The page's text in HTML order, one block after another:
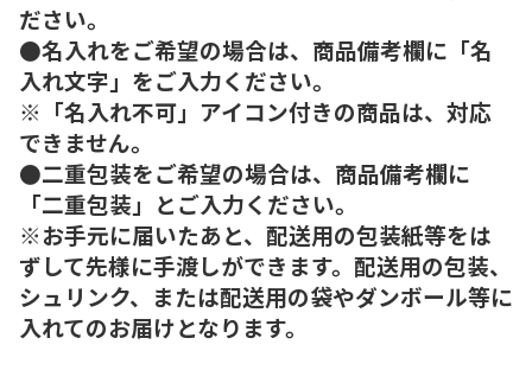
ださい。
●名入れをご希望の場合は、商品備考欄に「名
入れ文字」をご入力ください。
※「名入れ不可」アイコン付きの商品は、対応
できません。
●二重包装をご希望の場合は、商品備考欄に
「二重包装」とご入力ください。
※お手元に届いたあと、配送用の包装紙等をは
ずして先様に手渡しができます。配送用の包装、
シュリンク、または配送用の袋やダンボール等に
入れてのお届けとなります。